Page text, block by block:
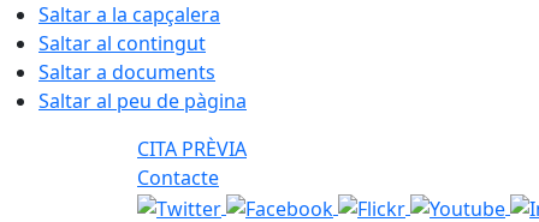
Saltar a la capçalera
Saltar al contingut
Saltar a documents
Saltar al peu de pàgina
CITA PRÈVIA
Contacte